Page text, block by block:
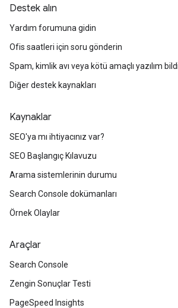
Destek alın
Yardım forumuna gidin
Ofis saatleri için soru gönderin
Spam, kimlik avı veya kötü amaçlı yazılım
Diğer destek kaynakları
Kaynaklar
SEO'ya mı ihtiyacınız var?
SEO Başlangıç Kılavuzu
Arama sistemlerinin durumu
Search Console dokümanları
Örnek Olaylar
Araçlar
Search Console
Zengin Sonuçlar Testi
PageSpeed Insights